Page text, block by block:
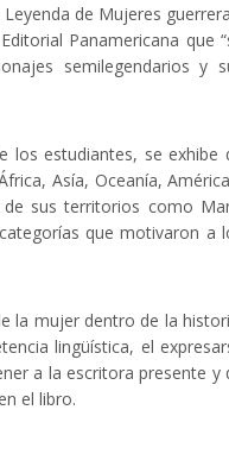
de Mujeres
Panamericana que
semilegendarios y
los estudiantes, se exhibe
Asía, Oceanía,
sus territorios como
que motivaron a
la mujer dentro de la
lingüística, el
a la escritora presente y
el libro.